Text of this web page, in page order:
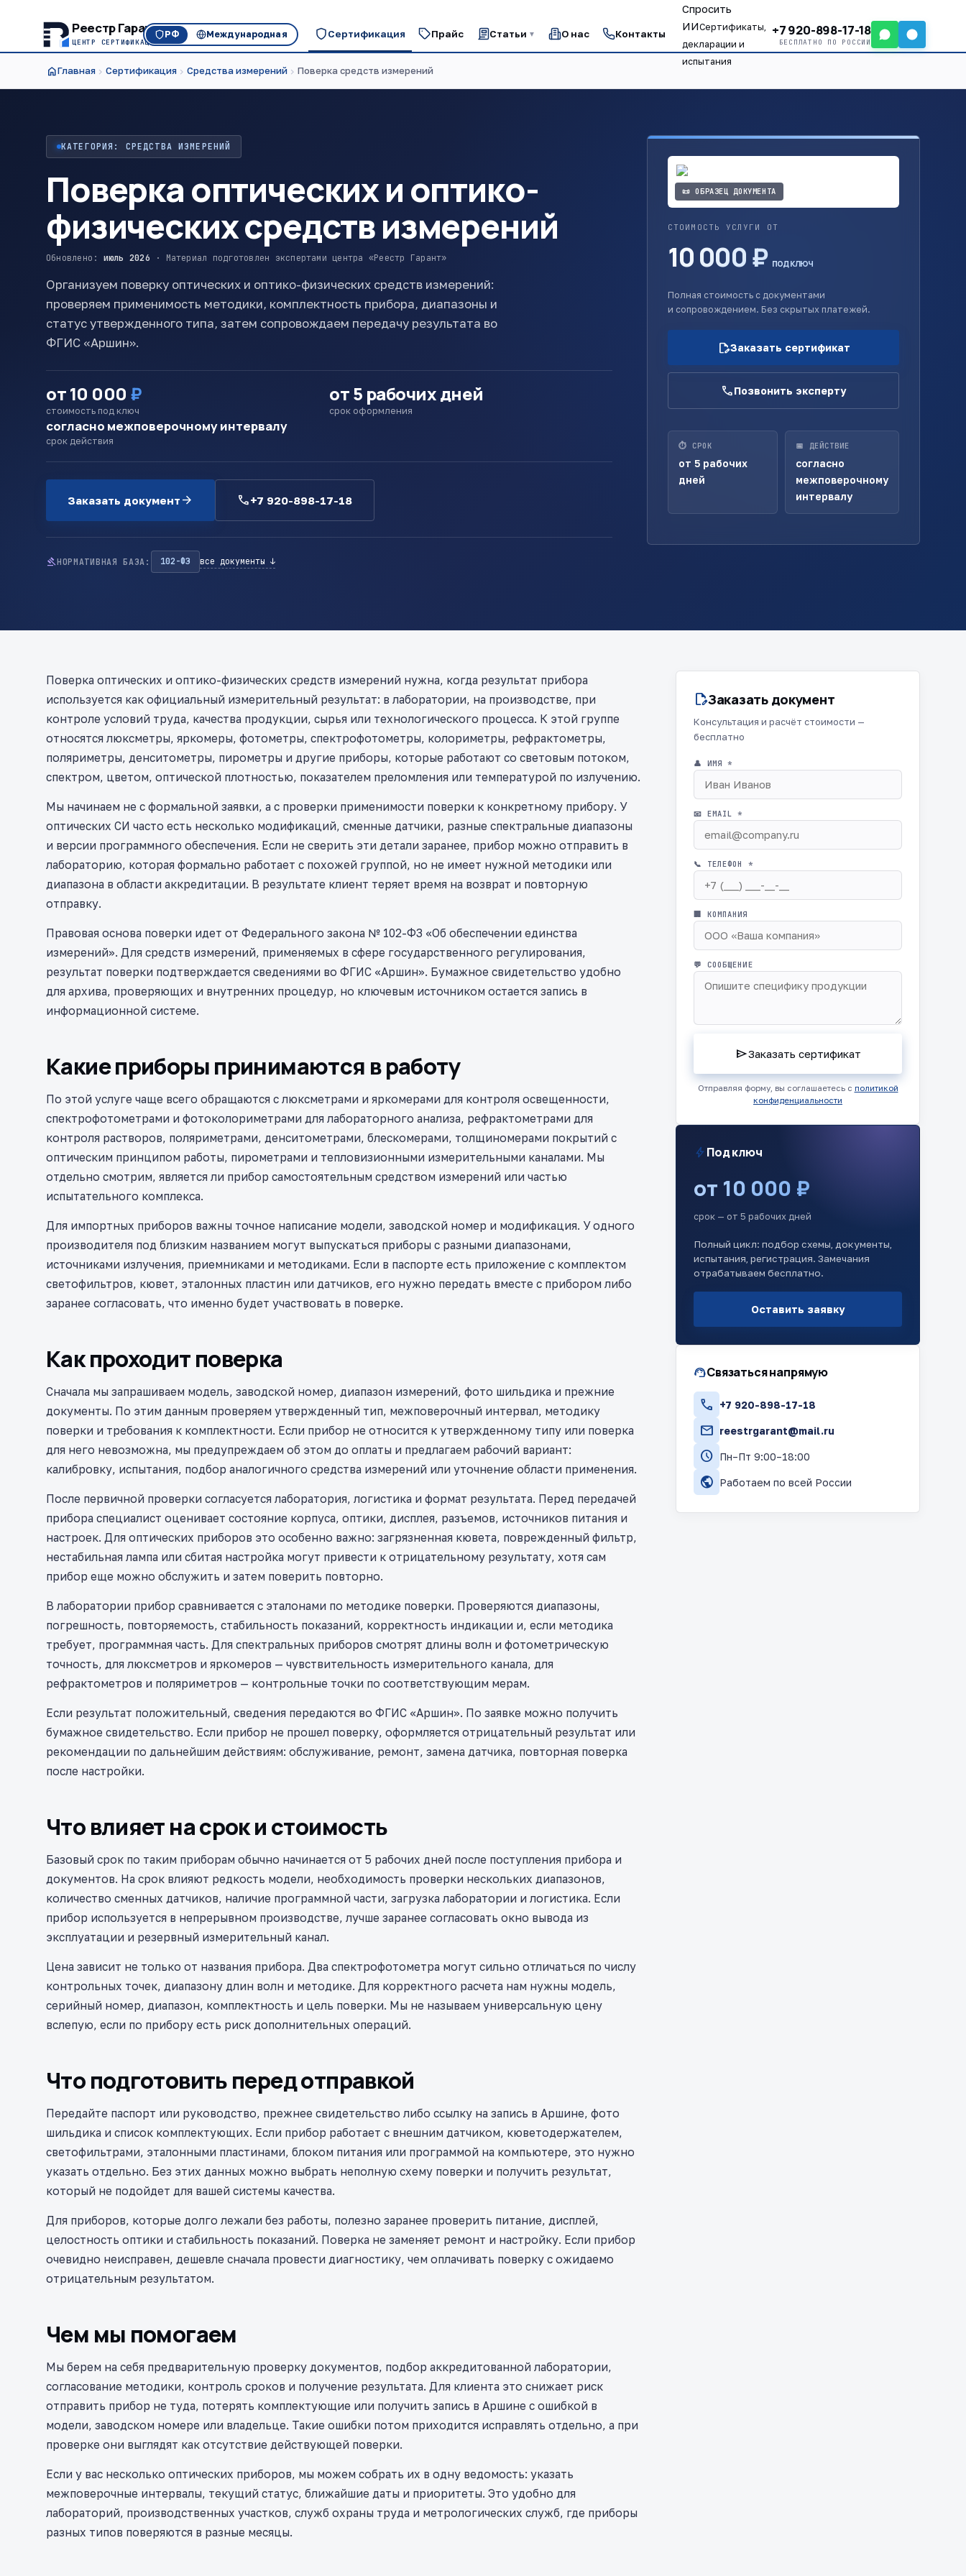
Реестр Гарант
ЦЕНТР СЕРТИФИКАЦИИ
РФ Международная Сертификация Прайс Статьи ▼ О нас Контакты
Спросить
ИИСертификаты,
декларации и
испытания
+7 920-898-17-18
БЕСПЛАТНО ПО РОССИИ
homeГлавная chevron_right Сертификация chevron_right Средства измерений chevron_right Поверка средств измерений
КАТЕГОРИЯ: СРЕДСТВА ИЗМЕРЕНИЙ
Поверка оптических и оптико-
физических средств измерений
Обновлено: июль 2026 · Материал подготовлен экспертами центра «Реестр Гарант»
Организуем поверку оптических и оптико-физических средств измерений:
проверяем применимость методики, комплектность прибора, диапазоны и
статус утвержденного типа, затем сопровождаем передачу результата во
ФГИС «Аршин».
от 10 000 ₽
стоимость под ключ
от 5 рабочих дней
срок оформления
согласно межповерочному интервалу
срок действия
Заказать документ arrow_forward call+7 920-898-17-18
gavelНОРМАТИВНАЯ БАЗА: 102-ФЗ все документы ↓
📜 ОБРАЗЕЦ ДОКУМЕНТА
СТОИМОСТЬ УСЛУГИ ОТ
10 000 ₽ под ключ
Полная стоимость с документами
и сопровождением. Без скрытых платежей.
edit_documentЗаказать сертификат
callПозвонить эксперту
⏱ СРОК
от 5 рабочих
дней
📅 ДЕЙСТВИЕ
согласно
межповерочному
интервалу
Поверка оптических и оптико-физических средств измерений нужна, когда результат прибора
используется как официальный измерительный результат: в лаборатории, на производстве, при
контроле условий труда, качества продукции, сырья или технологического процесса. К этой группе
относятся люксметры, яркомеры, фотометры, спектрофотометры, колориметры, рефрактометры,
поляриметры, денситометры, пирометры и другие приборы, которые работают со световым потоком,
спектром, цветом, оптической плотностью, показателем преломления или температурой по излучению.
Мы начинаем не с формальной заявки, а с проверки применимости поверки к конкретному прибору. У
оптических СИ часто есть несколько модификаций, сменные датчики, разные спектральные диапазоны
и версии программного обеспечения. Если не сверить эти детали заранее, прибор можно отправить в
лабораторию, которая формально работает с похожей группой, но не имеет нужной методики или
диапазона в области аккредитации. В результате клиент теряет время на возврат и повторную
отправку.
Правовая основа поверки идет от Федерального закона № 102-ФЗ «Об обеспечении единства
измерений». Для средств измерений, применяемых в сфере государственного регулирования,
результат поверки подтверждается сведениями во ФГИС «Аршин». Бумажное свидетельство удобно
для архива, проверяющих и внутренних процедур, но ключевым источником остается запись в
информационной системе.
Какие приборы принимаются в работу
По этой услуге чаще всего обращаются с люксметрами и яркомерами для контроля освещенности,
спектрофотометрами и фотоколориметрами для лабораторного анализа, рефрактометрами для
контроля растворов, поляриметрами, денситометрами, блескомерами, толщиномерами покрытий с
оптическим принципом работы, пирометрами и тепловизионными измерительными каналами. Мы
отдельно смотрим, является ли прибор самостоятельным средством измерений или частью
испытательного комплекса.
Для импортных приборов важны точное написание модели, заводской номер и модификация. У одного
производителя под близким названием могут выпускаться приборы с разными диапазонами,
источниками излучения, приемниками и методиками. Если в паспорте есть приложение с комплектом
светофильтров, кювет, эталонных пластин или датчиков, его нужно передать вместе с прибором либо
заранее согласовать, что именно будет участвовать в поверке.
Как проходит поверка
Сначала мы запрашиваем модель, заводской номер, диапазон измерений, фото шильдика и прежние
документы. По этим данным проверяем утвержденный тип, межповерочный интервал, методику
поверки и требования к комплектности. Если прибор не относится к утвержденному типу или поверка
для него невозможна, мы предупреждаем об этом до оплаты и предлагаем рабочий вариант:
калибровку, испытания, подбор аналогичного средства измерений или уточнение области применения.
После первичной проверки согласуется лаборатория, логистика и формат результата. Перед передачей
прибора специалист оценивает состояние корпуса, оптики, дисплея, разъемов, источников питания и
настроек. Для оптических приборов это особенно важно: загрязненная кювета, поврежденный фильтр,
нестабильная лампа или сбитая настройка могут привести к отрицательному результату, хотя сам
прибор еще можно обслужить и затем поверить повторно.
В лаборатории прибор сравнивается с эталонами по методике поверки. Проверяются диапазоны,
погрешность, повторяемость, стабильность показаний, корректность индикации и, если методика
требует, программная часть. Для спектральных приборов смотрят длины волн и фотометрическую
точность, для люксметров и яркомеров — чувствительность измерительного канала, для
рефрактометров и поляриметров — контрольные точки по соответствующим мерам.
Если результат положительный, сведения передаются во ФГИС «Аршин». По заявке можно получить
бумажное свидетельство. Если прибор не прошел поверку, оформляется отрицательный результат или
рекомендации по дальнейшим действиям: обслуживание, ремонт, замена датчика, повторная поверка
после настройки.
Что влияет на срок и стоимость
Базовый срок по таким приборам обычно начинается от 5 рабочих дней после поступления прибора и
документов. На срок влияют редкость модели, необходимость проверки нескольких диапазонов,
количество сменных датчиков, наличие программной части, загрузка лаборатории и логистика. Если
прибор используется в непрерывном производстве, лучше заранее согласовать окно вывода из
эксплуатации и резервный измерительный канал.
Цена зависит не только от названия прибора. Два спектрофотометра могут сильно отличаться по числу
контрольных точек, диапазону длин волн и методике. Для корректного расчета нам нужны модель,
серийный номер, диапазон, комплектность и цель поверки. Мы не называем универсальную цену
вслепую, если по прибору есть риск дополнительных операций.
Что подготовить перед отправкой
Передайте паспорт или руководство, прежнее свидетельство либо ссылку на запись в Аршине, фото
шильдика и список комплектующих. Если прибор работает с внешним датчиком, кюветодержателем,
светофильтрами, эталонными пластинами, блоком питания или программой на компьютере, это нужно
указать отдельно. Без этих данных можно выбрать неполную схему поверки и получить результат,
который не подойдет для вашей системы качества.
Для приборов, которые долго лежали без работы, полезно заранее проверить питание, дисплей,
целостность оптики и стабильность показаний. Поверка не заменяет ремонт и настройку. Если прибор
очевидно неисправен, дешевле сначала провести диагностику, чем оплачивать поверку с ожидаемо
отрицательным результатом.
Чем мы помогаем
Мы берем на себя предварительную проверку документов, подбор аккредитованной лаборатории,
согласование методики, контроль сроков и получение результата. Для клиента это снижает риск
отправить прибор не туда, потерять комплектующие или получить запись в Аршине с ошибкой в
модели, заводском номере или владельце. Такие ошибки потом приходится исправлять отдельно, а при
проверке они выглядят как отсутствие действующей поверки.
Если у вас несколько оптических приборов, мы можем собрать их в одну ведомость: указать
межповерочные интервалы, текущий статус, ближайшие даты и приоритеты. Это удобно для
лабораторий, производственных участков, служб охраны труда и метрологических служб, где приборы
разных типов поверяются в разные месяцы.
edit_documentЗаказать документ
Консультация и расчёт стоимости —
бесплатно
👤 ИМЯ *
📧 EMAIL *
📞 ТЕЛЕФОН *
🏢 КОМПАНИЯ
💬 СООБЩЕНИЕ
sendЗаказать сертификат
Отправляя форму, вы соглашаетесь с политикой
конфиденциальности
boltПод ключ
от 10 000 ₽
срок — от 5 рабочих дней
Полный цикл: подбор схемы, документы,
испытания, регистрация. Замечания
отрабатываем бесплатно.
Оставить заявку
support_agentСвязаться напрямую
call +7 920-898-17-18
mail reestrgarant@mail.ru
schedule Пн–Пт 9:00–18:00
public Работаем по всей России